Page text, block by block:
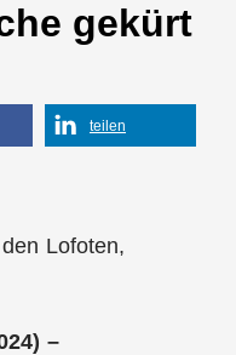
gekürt
teilen
Lofoten,
–